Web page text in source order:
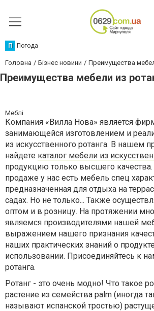
П Погода
Головна Бізнес новини Преимущества
Преимущества мебели из
Меблі
Компания «Вилла Нова» является
занимающейся изготовлением и
из искусственного ротанга. В нашем
найдете каталог мебели из
продукцию только высшего качества.
продаже у нас есть мебель спец
предназначенная для отдыха на
садах. Но не только... Также
оптом и в розницу. На протяжении
являемся производителями нашей
выражением нашего признания
наших практических знаний о
использовании. Присоединяйтесь к
ротанга.
Ротанг - это очень модно! Что такое
растение из семейства palm (иногда
называют испанской тростью)